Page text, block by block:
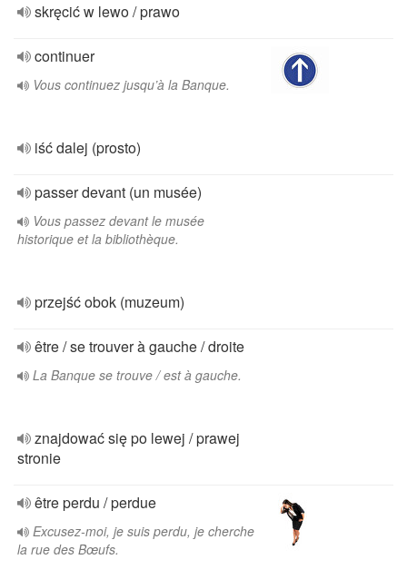
skręcić w lewo / prawo
continuer
Vous continuez jusqu’à la Banque.
iść dalej (prosto)
passer devant (un musée)
Vous passez devant le musée
historique et la bibliothèque.
przejść obok (muzeum)
être / se trouver à gauche / droite
La Banque se trouve / est à gauche.
znajdować się po lewej / prawej
stronie
être perdu / perdue
Excusez-moi, je suis perdu, je cherche
la rue des Bœufs.